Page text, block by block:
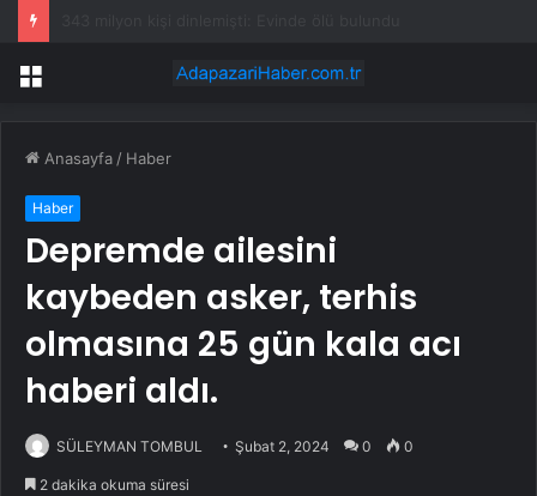
Menü
Anasayfa / Haber
Haber
Depremde ailesini
kaybeden asker, terhis
olmasına 25 gün kala acı
haberi aldı.
SÜLEYMAN TOMBUL Şubat 2, 2024 0 0
2 dakika okuma süresi